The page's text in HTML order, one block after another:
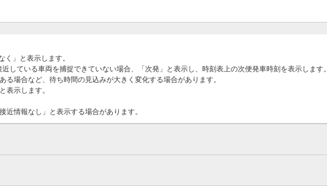
く」と表示します。
している車両を捕捉できていない場合、「次発」と表示し、時刻表上の次便発車時刻を表示します。
る場合など、待ち時間の見込みが大きく変化する場合があります。
表示します。
近情報なし」と表示する場合があります。